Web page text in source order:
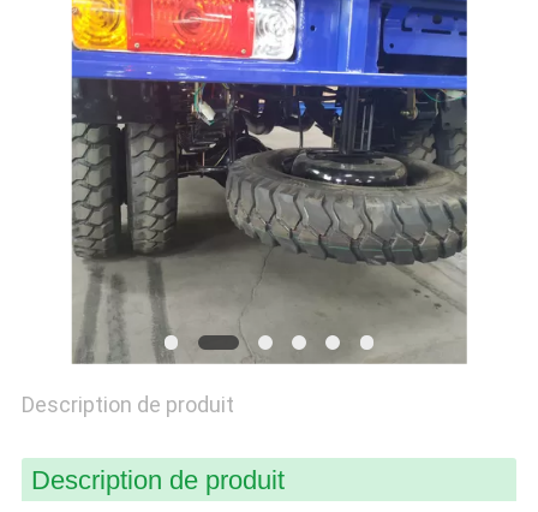
CONTACTEZ-
NOUS
NOUVELLES
DEMANDEZ
CITATION
PLAN
DU
SITE
Description de produit
Description de produit